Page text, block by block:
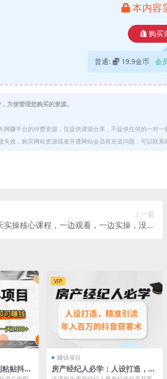
本内容
购买
普通: 19.9金币 会
方便管理您购买的资源。
网赚平台的付费资源，仅提供资源分享，不提供任何的一对
失效，购买网站资源或者开通网站会员有充值问题，可以联
上一篇
实操核心课程，一边观看，一边实操，没有
贴抖音
VIP
赚钱项目
房产经纪人必学：人设打造，精